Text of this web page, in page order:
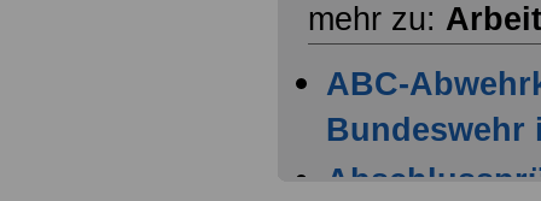
mehr zu:
ABC-
Bundeswehr